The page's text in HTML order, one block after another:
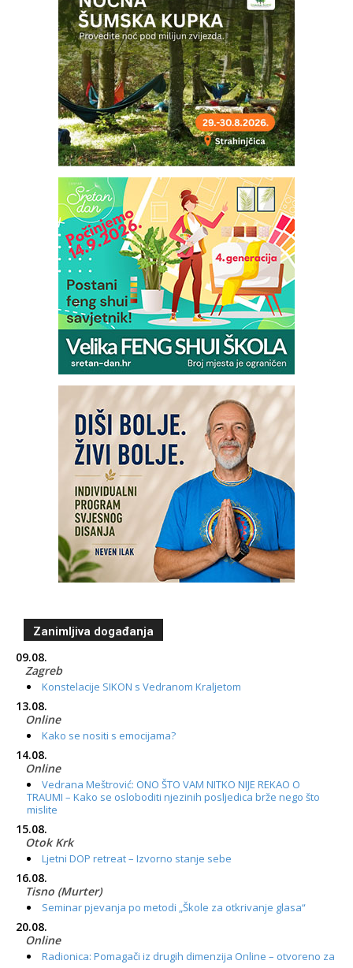
Zanimljiva događanja
09.08.
Zagreb
Konstelacije SIKON s Vedranom Kraljetom
13.08.
Online
Kako se nositi s emocijama?
14.08.
Online
Vedrana Meštrović: ONO ŠTO VAM NITKO NIJE REKAO O
TRAUMI – Kako se osloboditi njezinih posljedica brže nego što
mislite
15.08.
Otok Krk
Ljetni DOP retreat – Izvorno stanje sebe
16.08.
Tisno (Murter)
Seminar pjevanja po metodi „Škole za otkrivanje glasa“
20.08.
Online
Radionica: Pomagači iz drugih dimenzija Online – otvoreno za